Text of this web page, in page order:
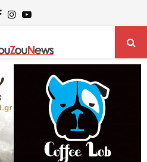
Facebook
Instagram
Youtube